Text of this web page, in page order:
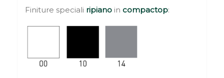
Finiture speciali ripianoin compactop: